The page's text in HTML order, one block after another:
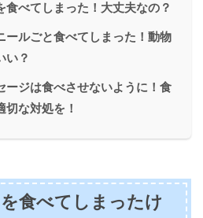
食べてしまった！大丈夫なの？
ールごと食べてしまった！動物
い？
ージは食べさせないように！食
な対処を！
食べてしまったけ